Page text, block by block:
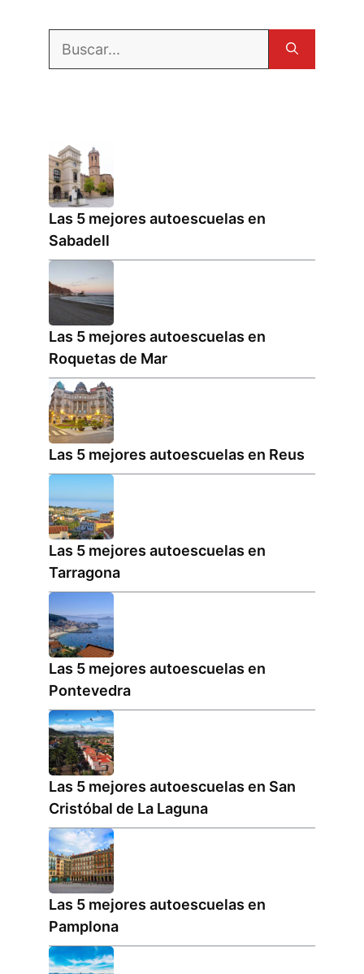
Las 5 mejores autoescuelas en
Sabadell
Las 5 mejores autoescuelas en
Roquetas de Mar
Las 5 mejores autoescuelas en Reus
Las 5 mejores autoescuelas en
Tarragona
Las 5 mejores autoescuelas en
Pontevedra
Las 5 mejores autoescuelas en San
Cristóbal de La Laguna
Las 5 mejores autoescuelas en
Pamplona